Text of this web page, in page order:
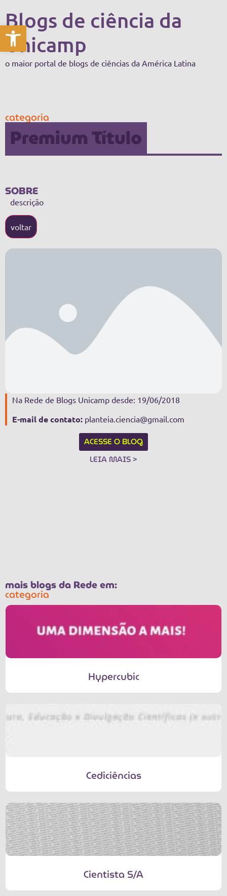
Abrir a barra de ferramentas
Blogs de ciência da
Unicamp
o maior portal de blogs de ciências da América Latina
categoria
Premium Título
SOBRE
descrição
voltar
Na Rede de Blogs Unicamp desde: 19/06/2018
E-mail de contato: planteia.ciencia@gmail.com
ACESSE O BLOG
LEIA MAIS >
mais blogs da Rede em:
categoria
Hypercubic
Cediciências
Cientista S/A